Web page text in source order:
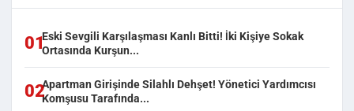
01Eski Sevgili Karşılaşması Kanlı Bitti! İki Kişiye Sokak
Ortasında Kurşun...
02Apartman Girişinde Silahlı Dehşet! Yönetici Yardımcısı
Komşusu Tarafında...